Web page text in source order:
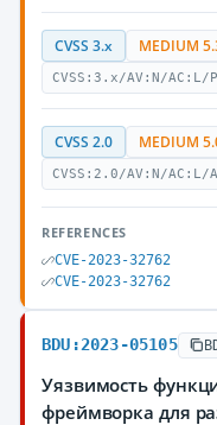
CVSS 3.x MEDIUM
CVSS:3.x/AV:N/
CVSS 2.0 MEDIUM
CVSS:2.0/AV:N/
REFERENCES
CVE-2023-32762
CVE-2023-32762
BDU:2023-05105
Уязвимость
фреймворка для